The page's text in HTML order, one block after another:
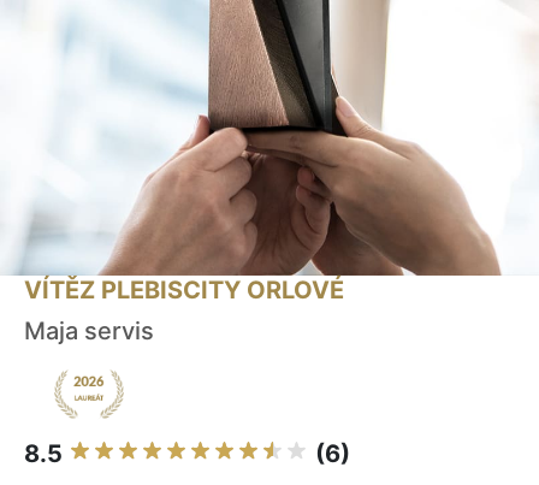
VÍTĚZ PLEBISCITY ORLOVÉ
Maja servis
8.5 (6)